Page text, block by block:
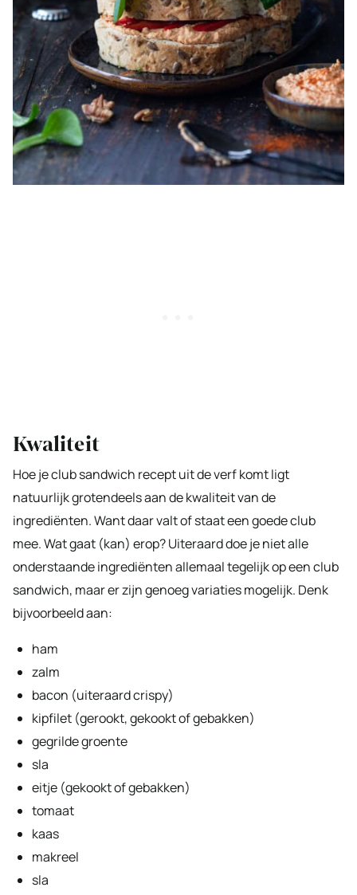
Kwaliteit
Hoe je club sandwich recept uit de verf komt ligt
natuurlijk grotendeels aan de kwaliteit van de
ingrediënten. Want daar valt of staat een goede club
mee. Wat gaat (kan) erop? Uiteraard doe je niet alle
onderstaande ingrediënten allemaal tegelijk op een club
sandwich, maar er zijn genoeg variaties mogelijk. Denk
bijvoorbeeld aan:
ham
zalm
bacon (uiteraard crispy)
kipfilet (gerookt, gekookt of gebakken)
gegrilde groente
sla
eitje (gekookt of gebakken)
tomaat
kaas
makreel
sla